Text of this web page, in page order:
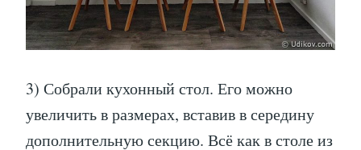
3) Собрали кухонный стол. Его можно
увеличить в размерах, вставив в середину
дополнительную секцию. Всё как в столе из